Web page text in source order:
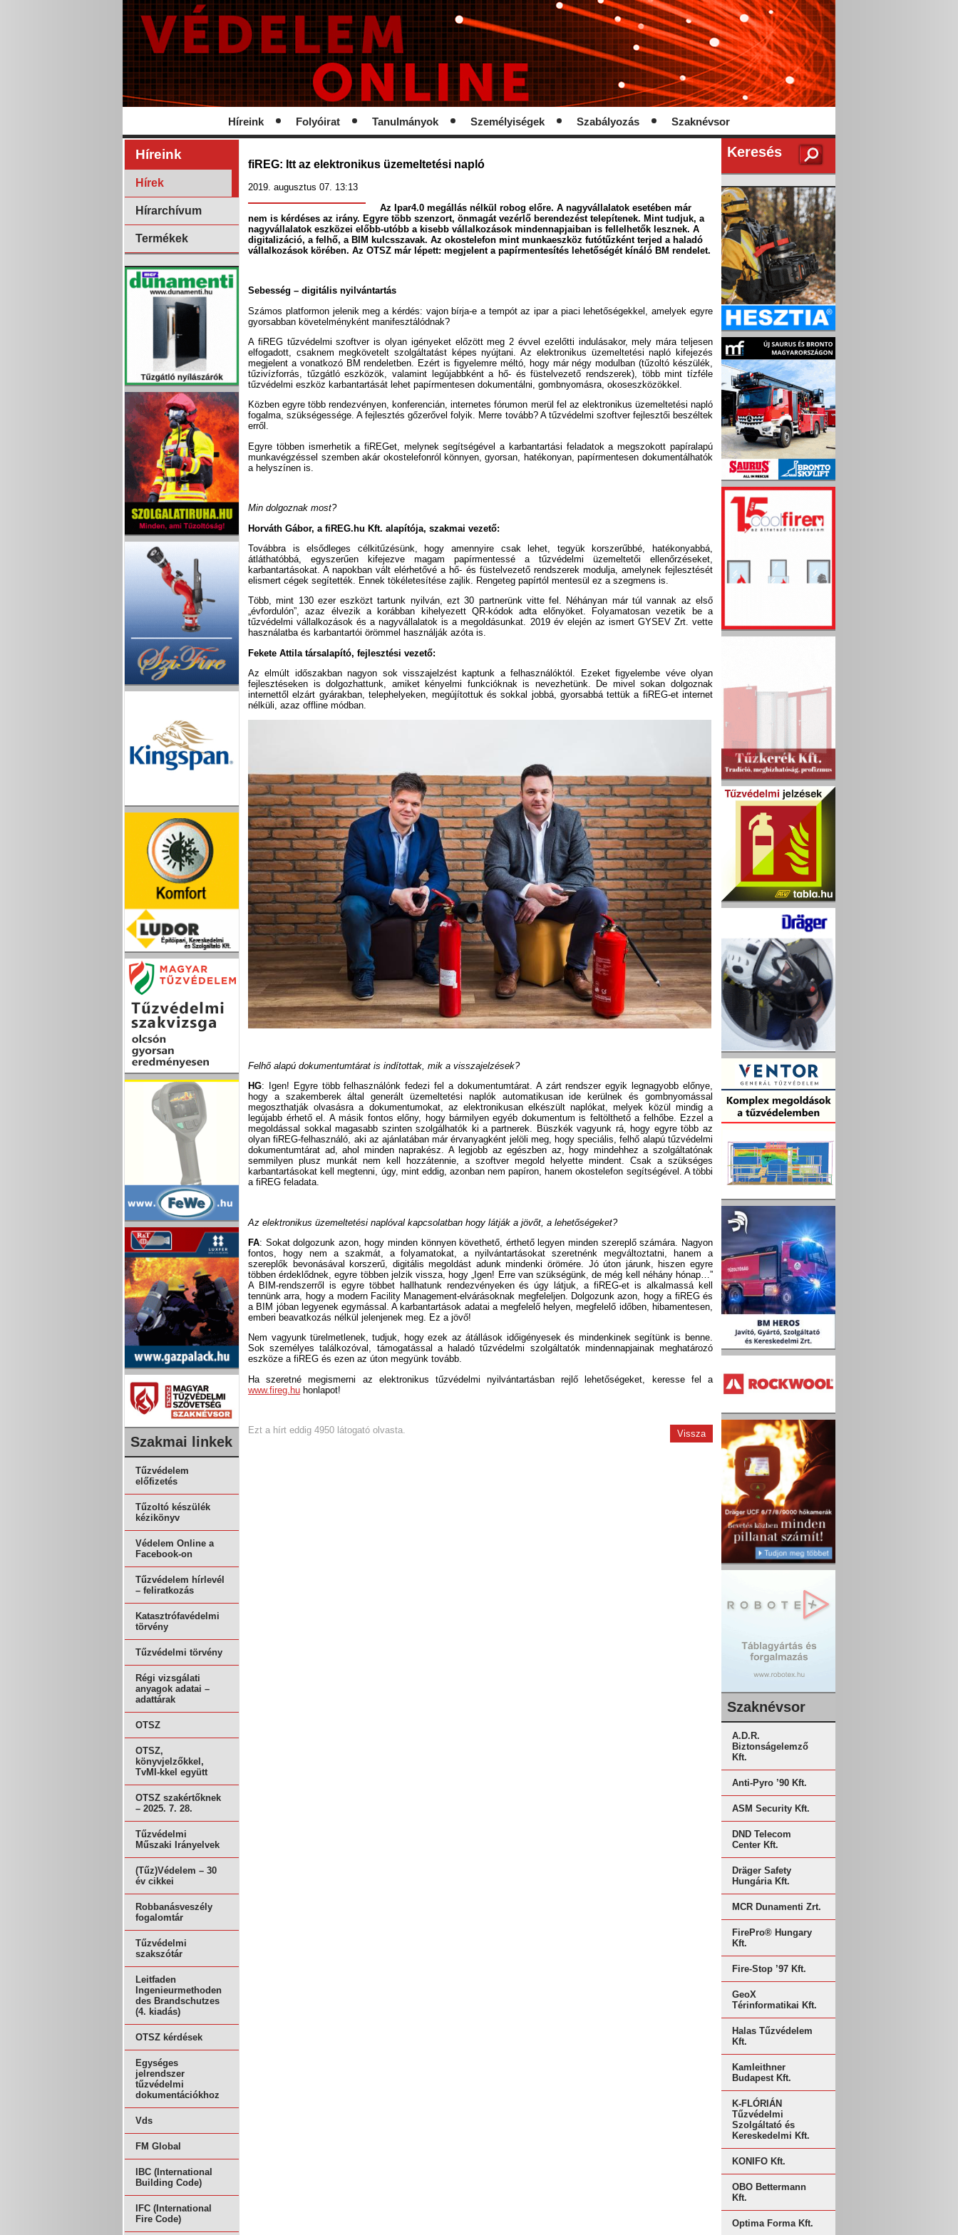
Híreink Folyóirat Tanulmányok Személyiségek Szabályozás Szaknévsor
Híreink
Hírek
Hírarchívum
Termékek
Szakmai linkek
Tűzvédelem
előfizetés
Tűzoltó készülék
kézikönyv
Védelem Online a
Facebook-on
Tűzvédelem hírlevél
– feliratkozás
Katasztrófavédelmi
törvény
Tűzvédelmi törvény
Régi vizsgálati
anyagok adatai –
adattárak
OTSZ
OTSZ,
könyvjelzőkkel,
TvMI-kkel együtt
OTSZ szakértőknek
– 2025. 7. 28.
Tűzvédelmi
Műszaki Irányelvek
(Tűz)Védelem – 30
év cikkei
Robbanásveszély
fogalomtár
Tűzvédelmi
szakszótár
Leitfaden
Ingenieurmethoden
des Brandschutzes
(4. kiadás)
OTSZ kérdések
Egységes
jelrendszer
tűzvédelmi
dokumentációkhoz
Vds
FM Global
IBC (International
Building Code)
IFC (International
Fire Code)
fiREG: Itt az elektronikus üzemeltetési napló
2019. augusztus 07. 13:13
Az Ipar4.0 megállás nélkül robog előre. A nagyvállalatok esetében már
nem is kérdéses az irány. Egyre több szenzort, önmagát vezérlő berendezést telepítenek. Mint tudjuk, a
nagyvállalatok eszközei előbb-utóbb a kisebb vállalkozások mindennapjaiban is fellelhetők lesznek. A
digitalizáció, a felhő, a BIM kulcsszavak. Az okostelefon mint munkaeszköz futótűzként terjed a haladó
vállalkozások körében. Az OTSZ már lépett: megjelent a papírmentesítés lehetőségét kínáló BM rendelet.
Sebesség – digitális nyilvántartás
Számos platformon jelenik meg a kérdés: vajon bírja-e a tempót az ipar a piaci lehetőségekkel, amelyek egyre
gyorsabban követelményként manifesztálódnak?
A fiREG tűzvédelmi szoftver is olyan igényeket előzött meg 2 évvel ezelőtti indulásakor, mely mára teljesen
elfogadott, csaknem megkövetelt szolgáltatást képes nyújtani. Az elektronikus üzemeltetési napló kifejezés
megjelent a vonatkozó BM rendeletben. Ezért is figyelemre méltó, hogy már négy modulban (tűzoltó készülék,
tűzivízforrás, tűzgátló eszközök, valamint legújabbként a hő- és füstelvezető rendszerek), több mint tízféle
tűzvédelmi eszköz karbantartását lehet papírmentesen dokumentálni, gombnyomásra, okoseszközökkel.
Közben egyre több rendezvényen, konferencián, internetes fórumon merül fel az elektronikus üzemeltetési napló
fogalma, szükségessége. A fejlesztés gőzerővel folyik. Merre tovább? A tűzvédelmi szoftver fejlesztői beszéltek
erről.
Egyre többen ismerhetik a fiREGet, melynek segítségével a karbantartási feladatok a megszokott papíralapú
munkavégzéssel szemben akár okostelefonról könnyen, gyorsan, hatékonyan, papírmentesen dokumentálhatók
a helyszínen is.
Min dolgoznak most?
Horváth Gábor, a fiREG.hu Kft. alapítója, szakmai vezető:
Továbbra is elsődleges célkitűzésünk, hogy amennyire csak lehet, tegyük korszerűbbé, hatékonyabbá,
átláthatóbbá, egyszerűen kifejezve magam papírmentessé a tűzvédelmi üzemeltetői ellenőrzéseket,
karbantartásokat. A napokban vált elérhetővé a hő- és füstelvezető rendszerek modulja, amelynek fejlesztését
elismert cégek segítették. Ennek tökéletesítése zajlik. Rengeteg papírtól mentesül ez a szegmens is.
Több, mint 130 ezer eszközt tartunk nyilván, ezt 30 partnerünk vitte fel. Néhányan már túl vannak az első
„évfordulón”, azaz élvezik a korábban kihelyezett QR-kódok adta előnyöket. Folyamatosan vezetik be a
tűzvédelmi vállalkozások és a nagyvállalatok is a megoldásunkat. 2019 év elején az ismert GYSEV Zrt. vette
használatba és karbantartói örömmel használják azóta is.
Fekete Attila társalapító, fejlesztési vezető:
Az elmúlt időszakban nagyon sok visszajelzést kaptunk a felhasználóktól. Ezeket figyelembe véve olyan
fejlesztéseken is dolgozhattunk, amiket kényelmi funkcióknak is nevezhetünk. De mivel sokan dolgoznak
internettől elzárt gyárakban, telephelyeken, megújítottuk és sokkal jobbá, gyorsabbá tettük a fiREG-et internet
nélküli, azaz offline módban.
Felhő alapú dokumentumtárat is indítottak, mik a visszajelzések?
HG: Igen! Egyre több felhasználónk fedezi fel a dokumentumtárat. A zárt rendszer egyik legnagyobb előnye,
hogy a szakemberek által generált üzemeltetési naplók automatikusan ide kerülnek és gombnyomással
megoszthatják olvasásra a dokumentumokat, az elektronikusan elkészült naplókat, melyek közül mindig a
legújabb érhető el. A másik fontos előny, hogy bármilyen egyéb dokumentum is feltölthető a felhőbe. Ezzel a
megoldással sokkal magasabb szinten szolgálhatók ki a partnerek. Büszkék vagyunk rá, hogy egyre több az
olyan fiREG-felhasználó, aki az ajánlatában már érvanyagként jelöli meg, hogy speciális, felhő alapú tűzvédelmi
dokumentumtárat ad, ahol minden naprakész. A legjobb az egészben az, hogy mindehhez a szolgáltatónak
semmilyen plusz munkát nem kell hozzátennie, a szoftver megold helyette mindent. Csak a szükséges
karbantartásokat kell megtenni, úgy, mint eddig, azonban nem papíron, hanem okostelefon segítségével. A többi
a fiREG feladata.
Az elektronikus üzemeltetési naplóval kapcsolatban hogy látják a jövőt, a lehetőségeket?
FA: Sokat dolgozunk azon, hogy minden könnyen követhető, érthető legyen minden szereplő számára. Nagyon
fontos, hogy nem a szakmát, a folyamatokat, a nyilvántartásokat szeretnénk megváltoztatni, hanem a
szereplők bevonásával korszerű, digitális megoldást adunk mindenki örömére. Jó úton járunk, hiszen egyre
többen érdeklődnek, egyre többen jelzik vissza, hogy „Igen! Erre van szükségünk, de még kell néhány hónap…”
A BIM-rendszerről is egyre többet hallhatunk rendezvényeken és úgy látjuk, a fiREG-et is alkalmassá kell
tennünk arra, hogy a modern Facility Management-elvárásoknak megfeleljen. Dolgozunk azon, hogy a fiREG és
a BIM jóban legyenek egymással. A karbantartások adatai a megfelelő helyen, megfelelő időben, hibamentesen,
emberi beavatkozás nélkül jelenjenek meg. Ez a jövő!
Nem vagyunk türelmetlenek, tudjuk, hogy ezek az átállások időigényesek és mindenkinek segítünk is benne.
Sok személyes találkozóval, támogatással a haladó tűzvédelmi szolgáltatók mindennapjainak meghatározó
eszköze a fiREG és ezen az úton megyünk tovább.
Ha szeretné megismerni az elektronikus tűzvédelmi nyilvántartásban rejlő lehetőségeket, keresse fel a
www.fireg.hu honlapot!
Vissza
Ezt a hírt eddig 4950 látogató olvasta.
Keresés
Szaknévsor
A.D.R.
Biztonságelemző
Kft.
Anti-Pyro ’90 Kft.
ASM Security Kft.
DND Telecom
Center Kft.
Dräger Safety
Hungária Kft.
MCR Dunamenti Zrt.
FirePro® Hungary
Kft.
Fire-Stop ’97 Kft.
GeoX
Térinformatikai Kft.
Halas Tűzvédelem
Kft.
Kamleithner
Budapest Kft.
K-FLÓRIÁN
Tűzvédelmi
Szolgáltató és
Kereskedelmi Kft.
KONIFO Kft.
OBO Bettermann
Kft.
Optima Forma Kft.